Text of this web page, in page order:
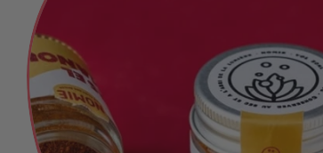
Ouvrir le média 0 en mode modal